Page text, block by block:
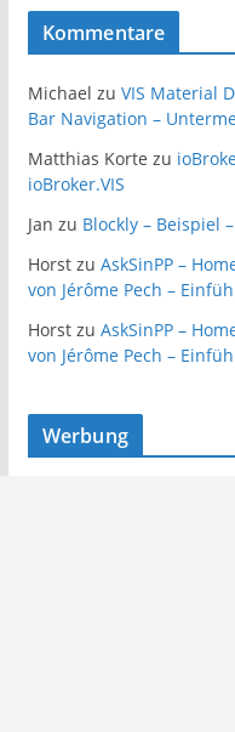
Kommentare
Michael zu VIS Material
Bar Navigation –
Matthias Korte zu
ioBroker.VIS
Jan zu Blockly – Beispiel
Horstzu AskSinPP –
von Jérôme Pech –
Horstzu AskSinPP –
von Jérôme Pech –
Werbung